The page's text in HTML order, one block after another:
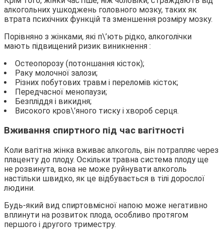
алкогольних ушкоджень головного мозку, таких як
втрата психічних функцій та зменшення розміру мозку.
Порівняно з жінками, які п\’ють рідко, алкоголічки
мають підвищений ризик виникнення :
Остеопорозу (потоншання кісток);
Раку молочної залози;
Різних побутових травм і переломів кісток;
Передчасної менопаузи;
Безпліддя і викидня;
Високого кров\’яного тиску і хвороб серця.
Вживання спиртного під час вагітності
Коли вагітна жінка вживає алкоголь, він потрапляє через
плаценту до плоду. Оскільки травна система плоду ще
не розвинута, вона не може руйнувати алкоголь
настільки швидко, як це відбувається в тілі дорослої
людини.
Будь-який вид спиртовмісної напою може негативно
вплинути на розвиток плода, особливо протягом
першого і другого триместру.